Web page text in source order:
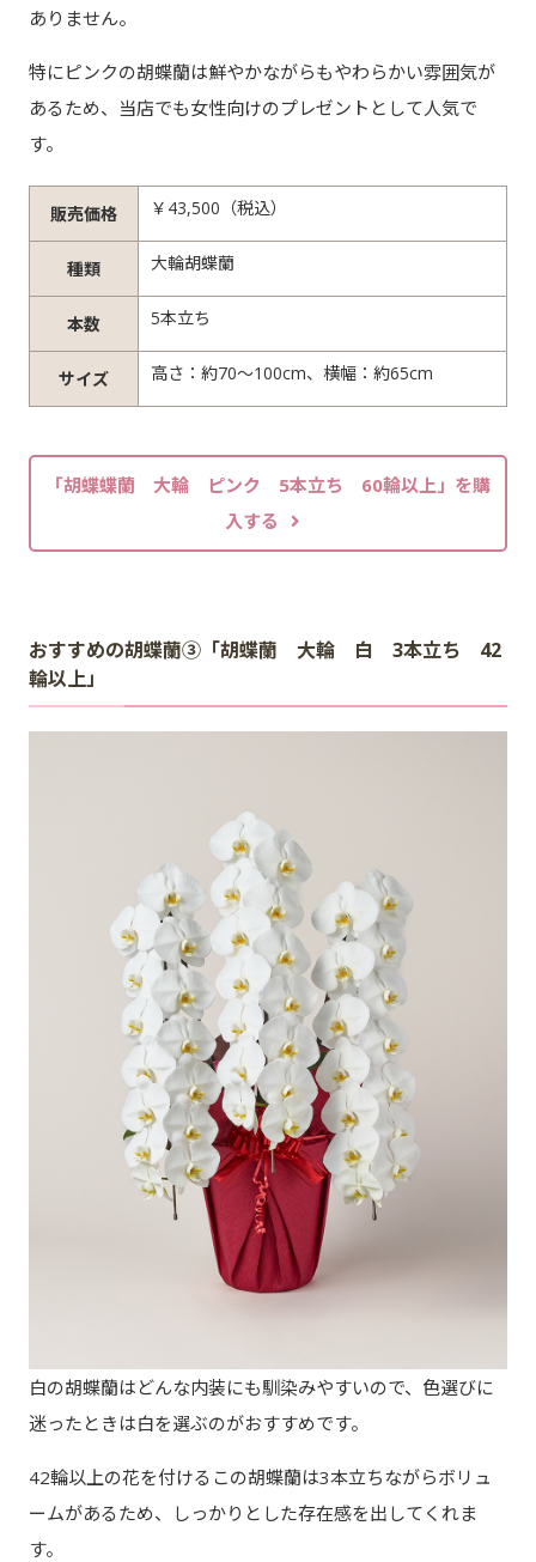
ありません。
特にピンクの胡蝶蘭は鮮やかながらもやわらかい雰囲気が
あるため、当店でも女性向けのプレゼントとして人気で
す。
販売価格 ￥43,500（税込）
種類 大輪胡蝶蘭
本数 5本立ち
サイズ 高さ：約70～100cm、横幅：約65cm
「胡蝶蝶蘭 大輪 ピンク 5本立ち 60輪以上」を購
入する
おすすめの胡蝶蘭③「胡蝶蘭 大輪 白 3本立ち 42
輪以上」
白の胡蝶蘭はどんな内装にも馴染みやすいので、色選びに
迷ったときは白を選ぶのがおすすめです。
42輪以上の花を付けるこの胡蝶蘭は3本立ちながらボリュ
ームがあるため、しっかりとした存在感を出してくれま
す。